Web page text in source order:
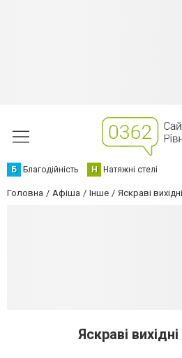
Б Благодійність Н Натяжні стелі
Головна Афіша Інше Яскраві
Яскраві